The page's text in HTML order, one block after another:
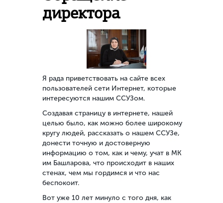
директора
Я рада приветствовать на сайте всех
пользователей сети Интернет, которые
интересуются нашим ССУЗом.
Создавая страницу в интернете, нашей
целью было, как можно более широкому
кругу людей, рассказать о нашем ССУЗе,
донести точную и достоверную
информацию о том, как и чему, учат в МК
им Башларова, что происходит в наших
стенах, чем мы гордимся и что нас
беспокоит.
Вот уже 10 лет минуло с того дня, как